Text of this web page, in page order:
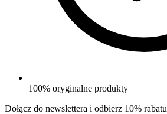
100% oryginalne produkty
Dołącz do newslettera i odbierz 10% rabatu